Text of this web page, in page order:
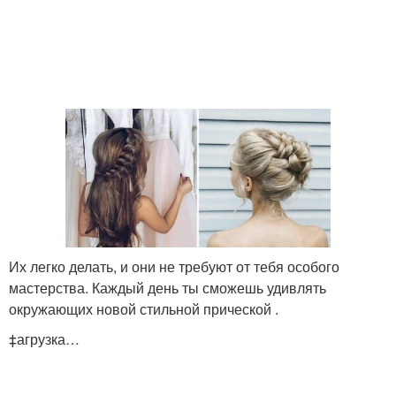
Их легко делать, и они не требуют от тебя особого
мастерства. Каждый день ты сможешь удивлять
окружающих новой стильной прической .
‡агрузка…